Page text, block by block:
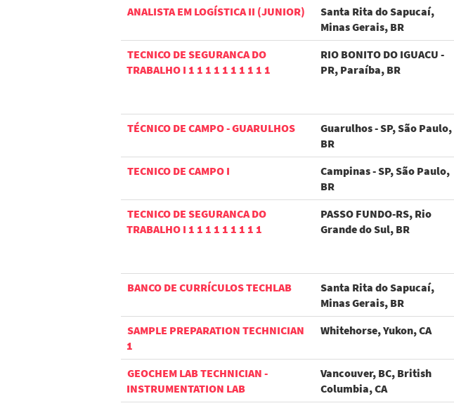
ANALISTA EM LOGÍSTICA II (JUNIOR)
Santa Rita do Sapucaí,
Minas Gerais, BR
TECNICO DE SEGURANCA DO
TRABALHO I 1 1 1 1 1 1 1 1 1 1
RIO BONITO DO IGUACU -
PR, Paraíba, BR
TÉCNICO DE CAMPO - GUARULHOS
Guarulhos - SP, São Paulo,
BR
TECNICO DE CAMPO I
Campinas - SP, São Paulo,
BR
TECNICO DE SEGURANCA DO
TRABALHO I 1 1 1 1 1 1 1 1 1
PASSO FUNDO-RS, Rio
Grande do Sul, BR
BANCO DE CURRÍCULOS TECHLAB
Santa Rita do Sapucaí,
Minas Gerais, BR
SAMPLE PREPARATION TECHNICIAN
1
Whitehorse, Yukon, CA
GEOCHEM LAB TECHNICIAN -
INSTRUMENTATION LAB
Vancouver, BC, British
Columbia, CA